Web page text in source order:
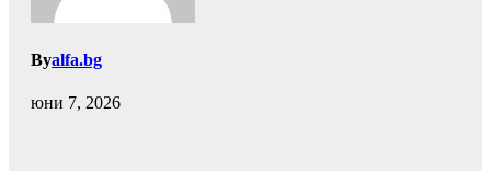
Byalfa.bg
юни 7, 2026